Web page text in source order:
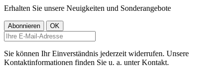
Erhalten Sie unsere Neuigkeiten und Sonderangebote
Sie können Ihr Einverständnis jederzeit widerrufen. Unsere
Kontaktinformationen finden Sie u. a. unter Kontakt.